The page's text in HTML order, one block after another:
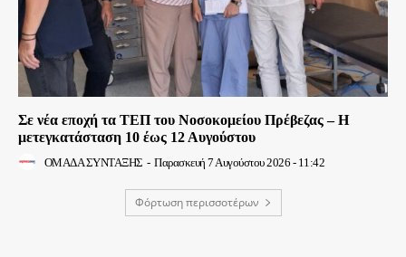
Σε νέα εποχή τα ΤΕΠ του Νοσοκομείου Πρέβεζας – Η
μετεγκατάσταση 10 έως 12 Αυγούστου
ΟΜΑΔΑ ΣΥΝΤΑΞΗΣ - Παρασκευή 7 Αυγούστου 2026 - 11:42
Φόρτωση περισσοτέρων